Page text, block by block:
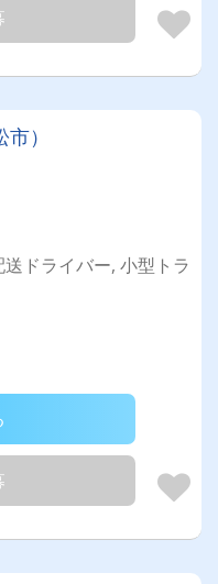
）
ドライバー, 小型トラ